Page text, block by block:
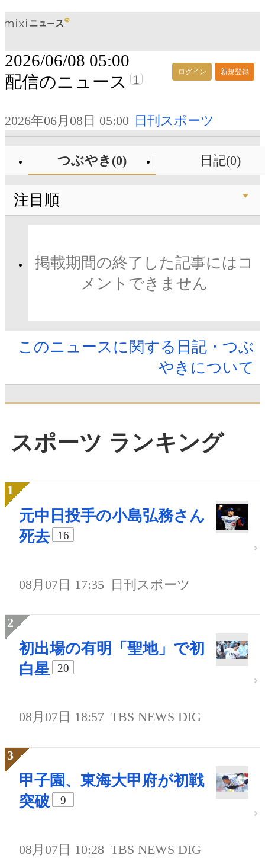
ログイン 新規登録
2026/06/08 05:00
配信のニュース
1
2026年06月08日 05:00 日刊スポーツ
つぶやき(0) 日記(0)
注目順
掲載期間の終了した記事にはコ
メントできません
このニュースに関する日記・つぶ
やきについて
スポーツ ランキング
元中日投手の小島弘務さん
死去
16
08月07日 17:35 日刊スポーツ
初出場の有明「聖地」で初
白星
20
08月07日 18:57 TBS NEWS DIG
甲子園、東海大甲府が初戦
突破
9
08月07日 10:28 TBS NEWS DIG